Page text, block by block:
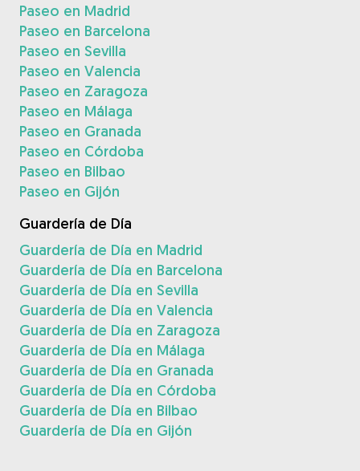
Paseo en Madrid
Paseo en Barcelona
Paseo en Sevilla
Paseo en Valencia
Paseo en Zaragoza
Paseo en Málaga
Paseo en Granada
Paseo en Córdoba
Paseo en Bilbao
Paseo en Gijón
Guardería de Día
Guardería de Día en Madrid
Guardería de Día en Barcelona
Guardería de Día en Sevilla
Guardería de Día en Valencia
Guardería de Día en Zaragoza
Guardería de Día en Málaga
Guardería de Día en Granada
Guardería de Día en Córdoba
Guardería de Día en Bilbao
Guardería de Día en Gijón